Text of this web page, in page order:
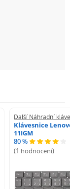
Další Náhradní
Klávesnice
11IGM
80 %
(1 hodnocení)